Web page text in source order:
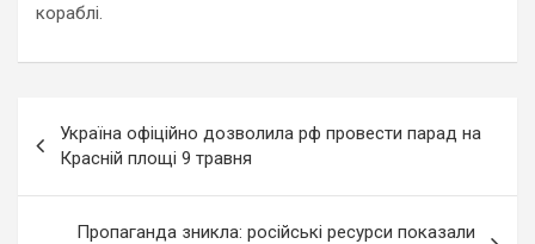
кораблі.
по
записям
Україна офіційно дозволила рф провести парад на
Красній площі 9 травня
Пропаганда зникла: російські ресурси показали